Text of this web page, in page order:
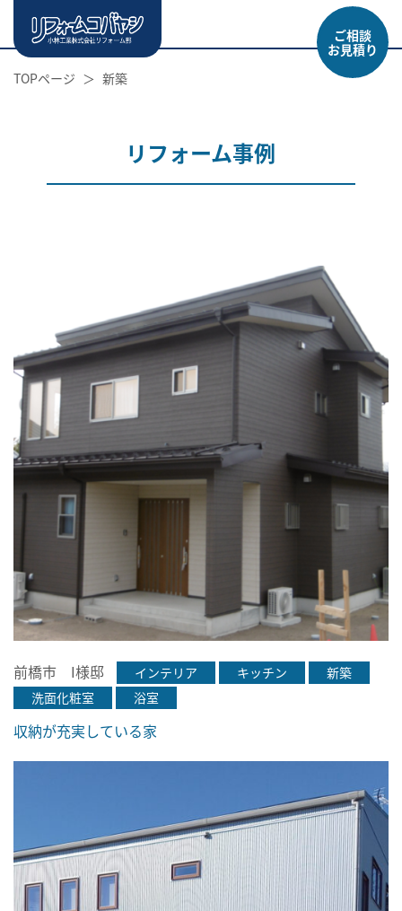
ご相談
お見積り
TOPページ
新築
リフォーム事例
前橋市 I様邸 インテリア キッチン
新築
洗面化粧室
浴室
収納が充実している家